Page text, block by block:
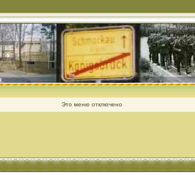
Это меню отключено